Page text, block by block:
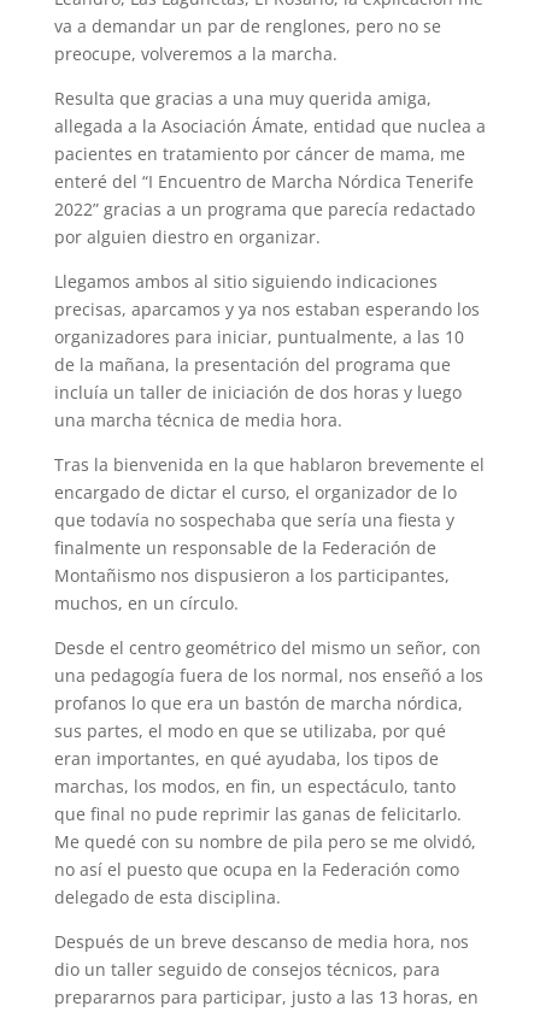
va a demandar un par de renglones, pero no se
preocupe, volveremos a la marcha.
Resulta que gracias a una muy querida amiga,
allegada a la Asociación Ámate, entidad que nuclea a
pacientes en tratamiento por cáncer de mama, me
enteré del “I Encuentro de Marcha Nórdica Tenerife
2022” gracias a un programa que parecía redactado
por alguien diestro en organizar.
Llegamos ambos al sitio siguiendo indicaciones
precisas, aparcamos y ya nos estaban esperando los
organizadores para iniciar, puntualmente, a las 10
de la mañana, la presentación del programa que
incluía un taller de iniciación de dos horas y luego
una marcha técnica de media hora.
Tras la bienvenida en la que hablaron brevemente el
encargado de dictar el curso, el organizador de lo
que todavía no sospechaba que sería una fiesta y
finalmente un responsable de la Federación de
Montañismo nos dispusieron a los participantes,
muchos, en un círculo.
Desde el centro geométrico del mismo un señor, con
una pedagogía fuera de los normal, nos enseñó a los
profanos lo que era un bastón de marcha nórdica,
sus partes, el modo en que se utilizaba, por qué
eran importantes, en qué ayudaba, los tipos de
marchas, los modos, en fin, un espectáculo, tanto
que final no pude reprimir las ganas de felicitarlo.
Me quedé con su nombre de pila pero se me olvidó,
no así el puesto que ocupa en la Federación como
delegado de esta disciplina.
Después de un breve descanso de media hora, nos
dio un taller seguido de consejos técnicos, para
prepararnos para participar, justo a las 13 horas, en